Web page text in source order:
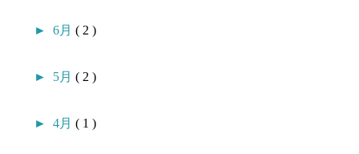
►6月( 2 )
► 5月( 2 )
►4月( 1 )